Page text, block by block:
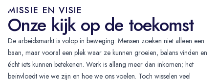
MISSIE EN VISIE
Onze kijk op de toekomst
De arbeidsmarkt is volop in beweging. Mensen zoeken niet alleen een
baan, maar vooral een plek waar ze kunnen groeien, balans vinden en
écht iets kunnen betekenen. Werk is allang meer dan inkomen; het
beïnvloedt wie we zijn en hoe we ons voelen. Toch wisselen veel